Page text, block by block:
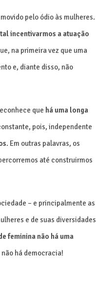
pelo ódio às mulheres.
incentivarmos a atuação
na primeira vez que uma
e, diante disso, não
que há uma longa
pois, independente
. Em outras palavras, os
até construirmos
– e principalmente as
e de suas diversidades
feminina não há uma
há democracia!